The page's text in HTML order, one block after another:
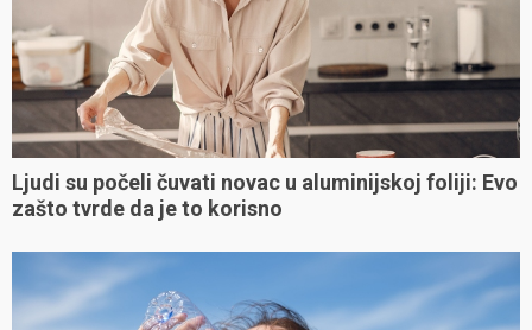
Ljudi su počeli čuvati novac u aluminijskoj foliji: Evo
zašto tvrde da je to korisno